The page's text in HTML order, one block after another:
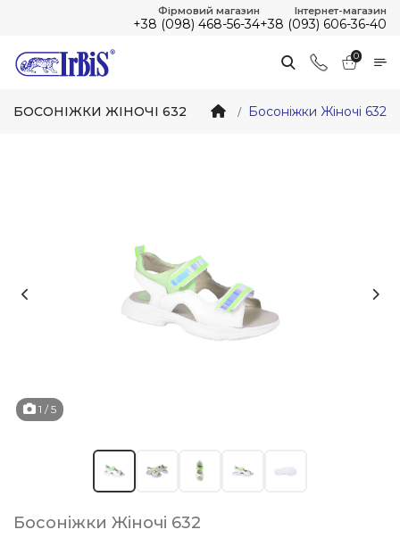
Фірмовий магазин
+38 (098) 468-56-34
Інтернет-магазин
+38 (093) 606-36-40
0
БОСОНІЖКИ ЖІНОЧІ 632 Босоніжки Жіночі 632
1 / 5
Босоніжки Жіночі 632